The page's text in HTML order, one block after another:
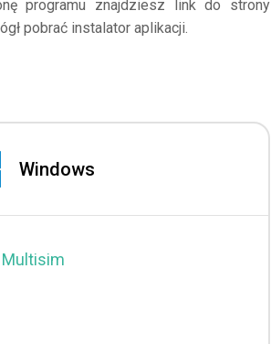
programu znajdziesz link do strony
pobrać instalator aplikacji.
Windows
Multisim